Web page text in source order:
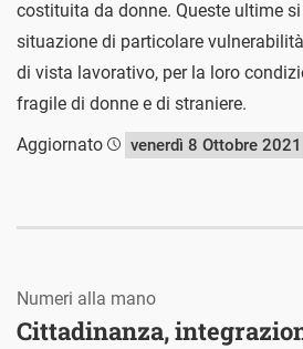
costituita da donne. Queste ultime
situazione di particolare
di vista lavorativo, per la loro
fragile di donne e di straniere.
Aggiornato
venerdì 8 Ottobre 2021
Cittadinanza,
Numeri alla mano